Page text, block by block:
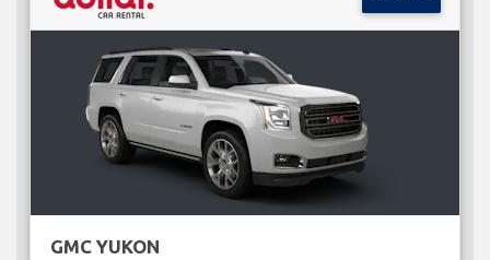
GMC YUKON